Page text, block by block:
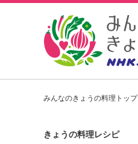
みんなのきょうの料理トップ
きょうの料理レシピ